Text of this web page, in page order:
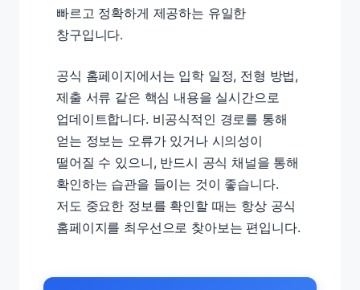
빠르고 정확하게 제공하는 유일한
창구입니다.
공식 홈페이지에서는 입학 일정, 전형 방법,
제출 서류 같은 핵심 내용을 실시간으로
업데이트합니다. 비공식적인 경로를 통해
얻는 정보는 오류가 있거나 시의성이
떨어질 수 있으니, 반드시 공식 채널을 통해
확인하는 습관을 들이는 것이 좋습니다.
저도 중요한 정보를 확인할 때는 항상 공식
홈페이지를 최우선으로 찾아보는 편입니다.